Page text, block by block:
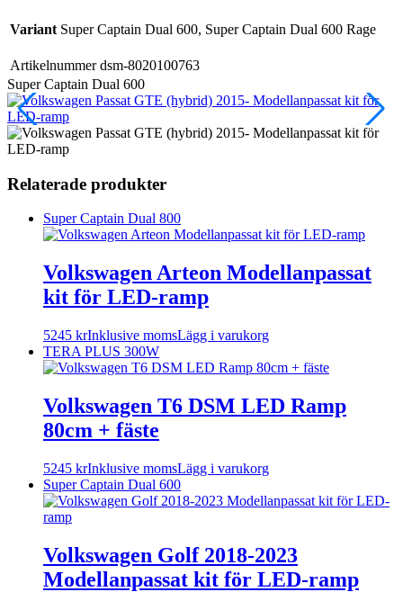
Variant Super Captain Dual 600, Super Captain Dual 600 Rage
Artikelnummer dsm-8020100763
Super Captain Dual 600
Relaterade produkter
Super Captain Dual 800
Volkswagen Arteon Modellanpassat
kit för LED-ramp
5245 krInklusive momsLägg i varukorg
TERA PLUS 300W
Volkswagen T6 DSM LED Ramp
80cm + fäste
5245 krInklusive momsLägg i varukorgDen
produkten
varianter.
De
olika
Super Captain Dual 600
Volkswagen Golf 2018-2023
Modellanpassat kit för LED-ramp